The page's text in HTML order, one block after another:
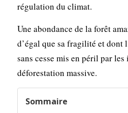
régulation du climat.
Une abondance de la forêt
d’égal que sa fragilité et dont
sans cesse mis en péril par
déforestation massive.
Sommaire